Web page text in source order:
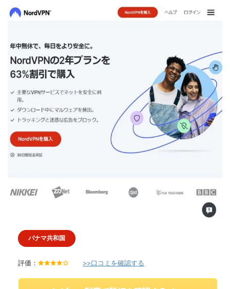
パナマ共和国
評価：
0
>>口コミを確認する